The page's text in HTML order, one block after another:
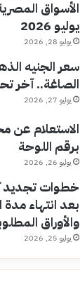
يوليو 2026
يوليو 28, 2026
سعر الجنيه
الصاغة.. آخر
يوليو 27, 2026
برقم اللوحة
يوليو 26, 2026
خطوات تجديد
بعد انتهاء مدة
والأوراق
يوليو 25, 2026